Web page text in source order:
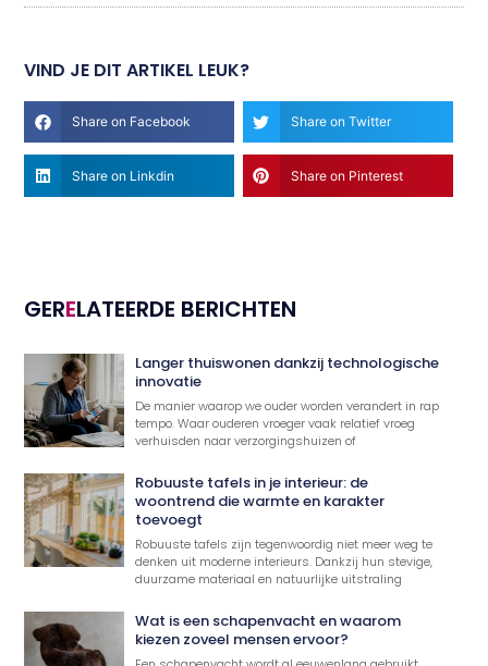
VIND JE DIT ARTIKEL LEUK?
Share on Facebook Share on Twitter
Share on Linkdin Share on Pinterest
GERELATEERDE BERICHTEN
Langer thuiswonen dankzij technologische
innovatie
De manier waarop we ouder worden verandert in rap
tempo. Waar ouderen vroeger vaak relatief vroeg
verhuisden naar verzorgingshuizen of
Robuuste tafels in je interieur: de
woontrend die warmte en karakter
toevoegt
Robuuste tafels zijn tegenwoordig niet meer weg te
denken uit moderne interieurs. Dankzij hun stevige,
duurzame materiaal en natuurlijke uitstraling
Wat is een schapenvacht en waarom
kiezen zoveel mensen ervoor?